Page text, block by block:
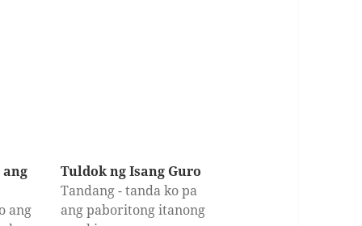
ang
Tuldok ng Isang Guro
Tandang - tanda ko pa
ang paboritong itanong